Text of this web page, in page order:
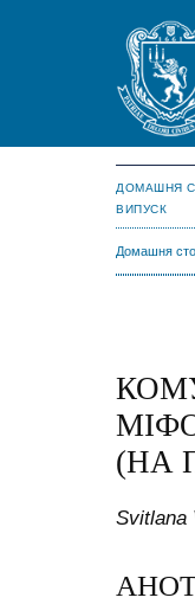
ДОМАШНЯ
ВИПУСК
Домашня
(НА
Svitlana